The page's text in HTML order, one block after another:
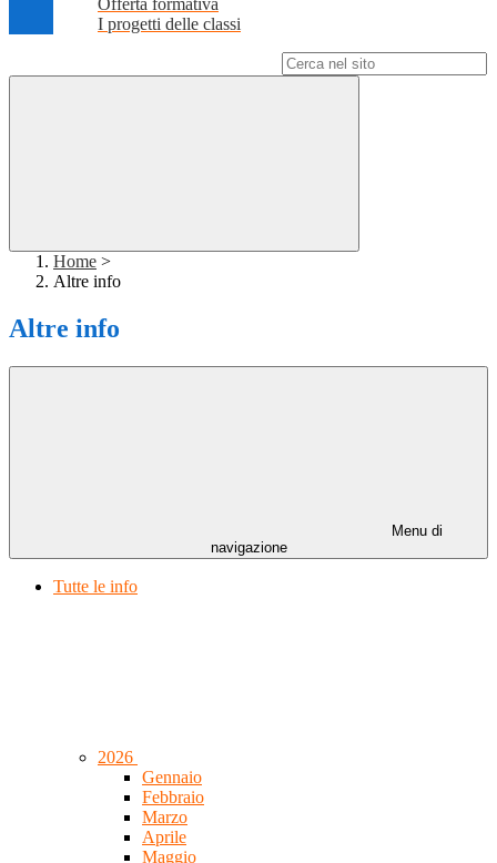
Offerta formativa
I progetti delle classi
Home >
Altre info
Altre info
Menu di
navigazione
Tutte le info
2026
Gennaio
Febbraio
Marzo
Aprile
Maggio